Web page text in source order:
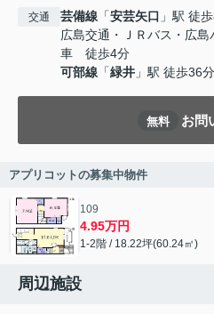
交通 芸備線 「安芸矢口 」駅 徒
広島交通・ＪＲバス・広
車 徒歩4分
可部線 「緑井 」駅 徒歩36分
無料 お問
アプリコットの募集中物件
109
4.95万円
1-2階 / 18.22坪(60.24㎡)
周辺施設